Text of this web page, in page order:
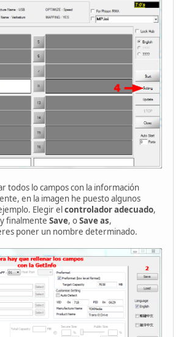
todos lo campos con la información
en la imagen he puesto algunos
Elegir elcontrolador adecuado,
finalmente Save, oSave as,
poner un nombre determinado.